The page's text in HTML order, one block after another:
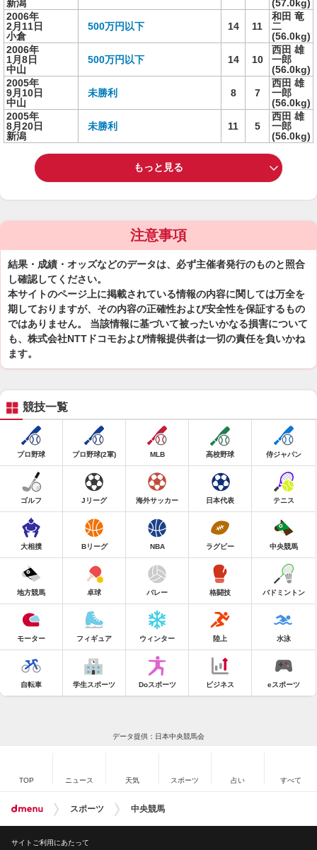
新潟
(57.0kg)
2006年
2月11日
小倉
500万円以下 14 11
和田 竜
二
(56.0kg)
2006年
1月8日
中山
500万円以下 14 10
西田 雄
一郎
(56.0kg)
2005年
9月10日
中山
未勝利 8 7
西田 雄
一郎
(56.0kg)
2005年
8月20日
新潟
未勝利 11 5
西田 雄
一郎
(56.0kg)
もっと見る
注意事項
結果・成績・オッズなどのデータは、必ず主催者発行のものと照合
し確認してください。
本サイトのページ上に掲載されている情報の内容に関しては万全を
期しておりますが、その内容の正確性および安全性を保証するもの
ではありません。 当該情報に基づいて被ったいかなる損害について
も、株式会社NTTドコモおよび情報提供者は一切の責任を負いかね
ます。
競技一覧
プロ野球 プロ野球(2軍) MLB 高校野球 侍ジャパン
ゴルフ Jリーグ 海外サッカー 日本代表 テニス
大相撲 Bリーグ NBA ラグビー 中央競馬
地方競馬 卓球 バレー 格闘技 バドミントン
モーター フィギュア ウィンター 陸上 水泳
自転車 学生スポーツ Doスポーツ ビジネス eスポーツ
データ提供：日本中央競馬会
TOP ニュース 天気 スポーツ 占い すべて
スポーツ 中央競馬
サイトご利用にあたって